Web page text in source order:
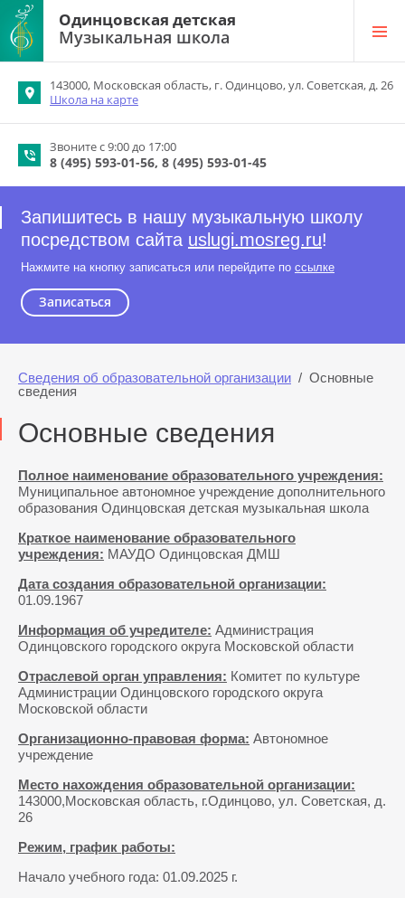
Одинцовская детская
Музыкальная школа
143000, Московская область, г. Одинцово, ул. Советская, д. 26
Школа на карте
Звоните с 9:00 до 17:00
8 (495) 593-01-56 8 (495) 593-01-45
Запишитесь в нашу музыкальную школу
посредством сайта uslugi.mosreg.ru!
Нажмите на кнопку записаться или перейдите по ссылке
Записаться
Сведения об образовательной организации /  Основные
сведения
Основные сведения
Полное наименование образовательного учреждения:
Муниципальное автономное учреждение дополнительного
образования Одинцовская детская музыкальная школа
Краткое наименование образовательного
учреждения: МАУДО Одинцовская ДМШ
Дата создания образовательной организации:
01.09.1967
Информация об учредителе: Администрация
Одинцовского городского округа Московской области
Отраслевой орган управления: Комитет по культуре
Администрации Одинцовского городского округа
Московской области
Организационно-правовая форма: Автономное
учреждение
Место нахождения образовательной организации:
143000,Московская область, г.Одинцово, ул. Советская, д.
26
Режим, график работы:
Начало учебного года: 01.09.2025 г.